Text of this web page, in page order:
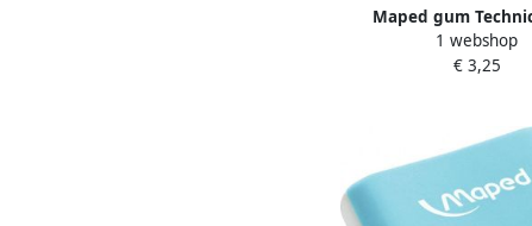
Maped gum
Protection 1 stuk op
geassorteerde
1 webshop
€ 3,25